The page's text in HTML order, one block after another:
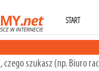
START